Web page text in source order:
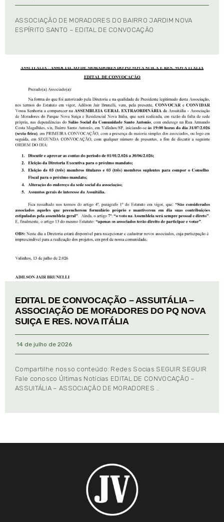
ASSOCIAÇÃO DE MORADORES DO BAIRRO JARDIM NOVA
ESPÍRITO SANTO – EDITAL DE CONVOCAÇÃO
EDITAL DE CONVOCAÇÃO – ASSUITÁLIA –
ASSOCIAÇÃO DE MORADORES DO PQ NOVA
SUIÇA E RES. NOVA ITÁLIA
14 de julho de 2026
Compartilhe nosso conteúdo: Redes Socias SEGUIR SEGUIR
Fale conosco Últimas Notícias EDITAL DE CONVOCAÇÃO –
ASSUITÁLIA – ASSOCIAÇÃO DE MORADORES …